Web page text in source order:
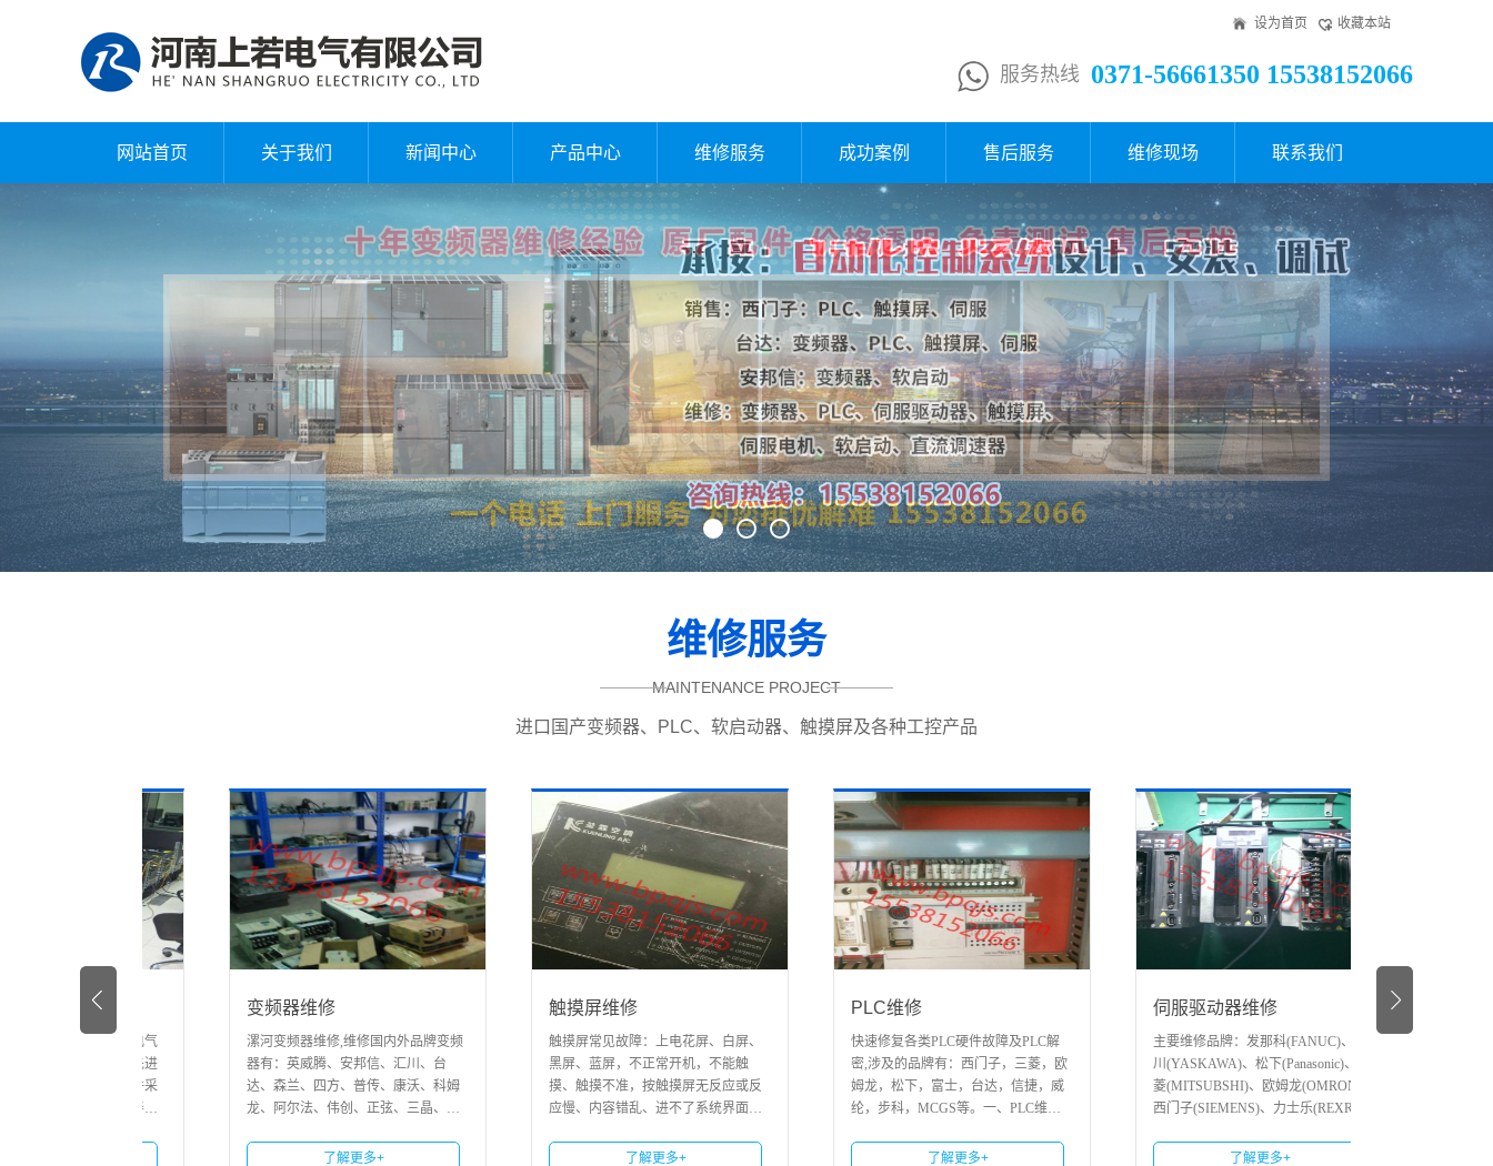
设为首页 收藏本站
服务热线 0371-56661350 15538152066
网站首页 关于我们
公司简介
企业文化
新闻中心
公司新闻
行业动态
常见问题
产品中心 维修服务 成功案例 售后服务 维修现场 联系我们
1 2 3
维修服务
MAINTENANCE PROJECT
进口国产变频器、PLC、软启动器、触摸屏及各种工控产品
变频器维修
漯河变频器维修,维修国内外品牌变频
器有：英威腾、安邦信、汇川、台
达、森兰、四方、普传、康沃、科姆
龙、阿尔法、伟创、正弦、三晶、富
施耐德、西门子、丹佛斯、富士、三
触摸屏维修
触摸屏常见故障：上电花屏、白屏、
黑屏、蓝屏，不正常开机，不能触
摸、触摸不准，按触摸屏无反应或反
应慢、内容错乱、进不了系统界面、
能通信、按键无反应或损坏，电源
PLC维修
快速修复各类PLC硬件故障及PLC解
密,涉及的品牌有：西门子，三菱，欧
姆龙，松下，富士，台达，信捷，威
纶，步科，MCGS等。一、PLC维修
伺服驱动器维修
主要维修品牌：发那科(FANUC)、安
川(YASKAWA)、松下(Panasonic)、三
菱(MITSUBSHI)、欧姆龙(OMRON)、
西门子(SIEMENS)、力士乐(REXROT
软启动维修